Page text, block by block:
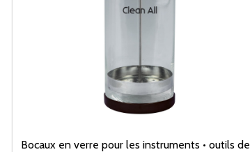
Bocaux en verre pour les instruments • outils de